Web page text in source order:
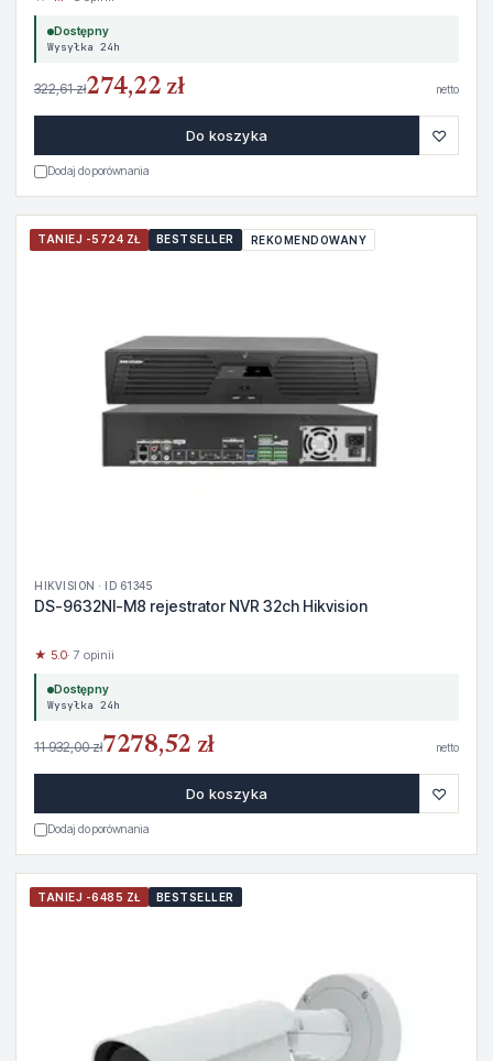
Dostępny
Wysyłka 24h
322,61 zł274,22 zł netto
Do koszyka ♡
Dodaj do porównania
TANIEJ -5724 ZŁ BESTSELLER REKOMENDOWANY
HIKVISION · ID 61345
DS-9632NI-M8 rejestrator NVR 32ch Hikvision
★ 5.0· 7 opinii
Dostępny
Wysyłka 24h
11 932,00 zł7278,52 zł netto
Do koszyka ♡
Dodaj do porównania
TANIEJ -6485 ZŁ BESTSELLER